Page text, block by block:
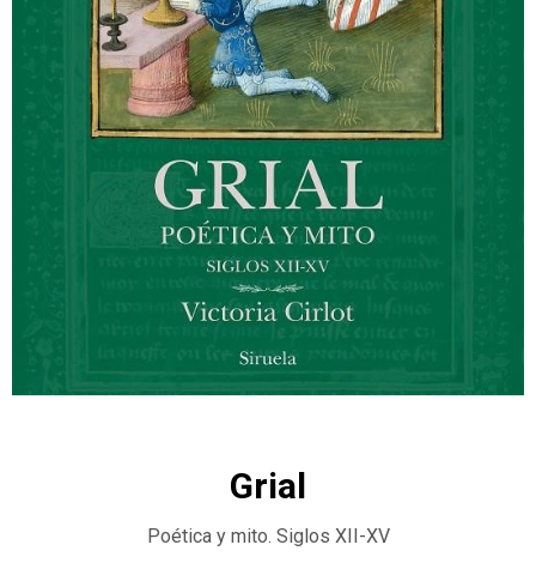
Grial
Poética y mito. Siglos XII-XV